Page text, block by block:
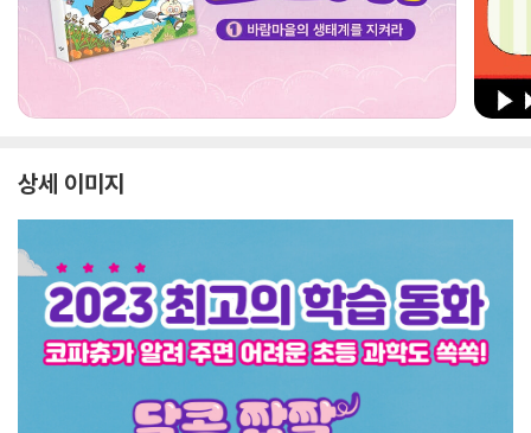
상세 이미지